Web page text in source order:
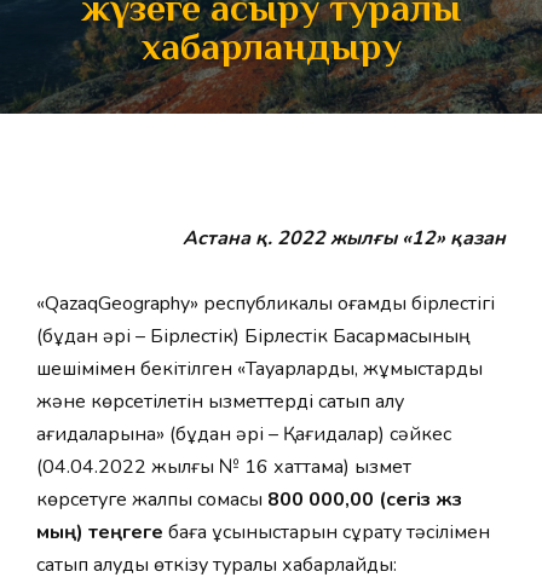
хабарландыру
Астана қ. 2022 жылғы «12» қазан
«QazaqGeography» республикалық қоғамдық бірлестігі
(бұдан әрі – Бірлестік) Бірлестік Басқармасының
шешімімен бекітілген «Тауарларды, жұмыстарды
және көрсетілетін қызметтерді сатып алу
қағидаларына» (бұдан әрі – Қағидалар) сәйкес
(04.04.2022 жылғы № 16 хаттама) қызмет
көрсетуге жалпы сомасы 800 000,00 (сегіз жүз
мың) теңгеге баға ұсыныстарын сұрату тәсілімен
сатып алуды өткізу туралы хабарлайды: